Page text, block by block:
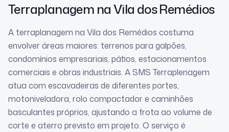
Terraplanagem na Vila dos Remédios
A terraplanagem na Vila dos Remédios costuma
envolver áreas maiores: terrenos para galpões,
condomínios empresariais, pátios, estacionamentos
comerciais e obras industriais. A SMS Terraplenagem
atua com escavadeiras de diferentes portes,
motoniveladora, rolo compactador e caminhões
basculantes próprios, ajustando a frota ao volume de
corte e aterro previsto em projeto. O serviço é